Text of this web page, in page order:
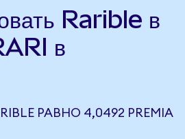
Rarible в
в
РАВНО 4,0492 PREMIA